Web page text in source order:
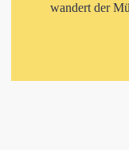
wandert der